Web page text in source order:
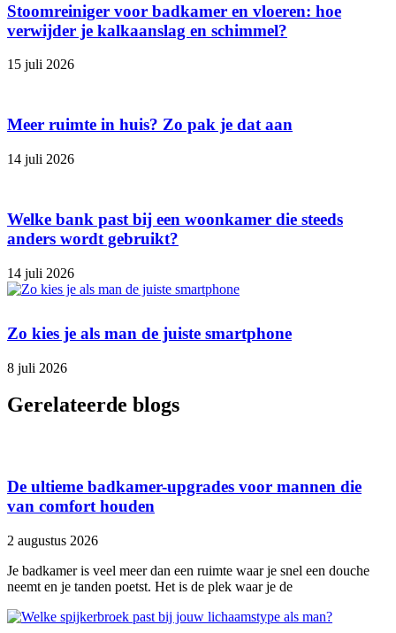
Stoomreiniger voor badkamer en vloeren: hoe
verwijder je kalkaanslag en schimmel?
15 juli 2026
Meer ruimte in huis? Zo pak je dat aan
14 juli 2026
Welke bank past bij een woonkamer die steeds
anders wordt gebruikt?
14 juli 2026
Zo kies je als man de juiste smartphone
8 juli 2026
Gerelateerde blogs
De ultieme badkamer-upgrades voor mannen die
van comfort houden
2 augustus 2026
Je badkamer is veel meer dan een ruimte waar je snel een douche
neemt en je tanden poetst. Het is de plek waar je de